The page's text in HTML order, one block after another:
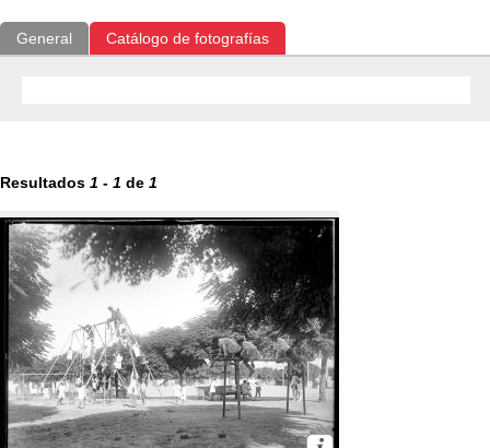
General Catálogo de fotografías
Resultados 1 - 1 de 1